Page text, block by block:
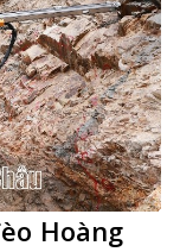
Hoàng